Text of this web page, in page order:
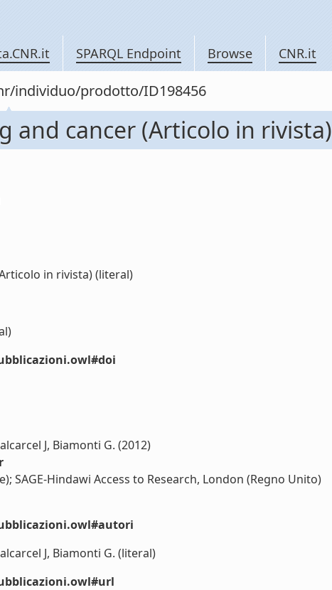
SPARQL Endpoint Browse CNR.it
individuo/prodotto/ID198456
and cancer (Articolo in rivista)
in rivista) (literal)
J, Biamonti G. (2012)
SAGE-Hindawi Access to Research, London (Regno Unito)
J, Biamonti G. (literal)